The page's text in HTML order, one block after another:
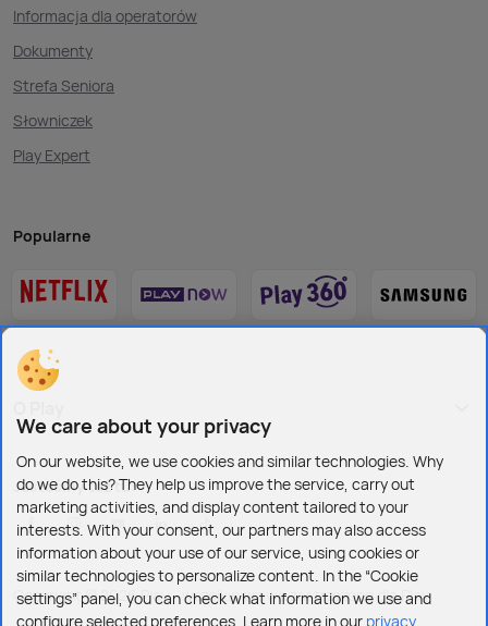
Informacja dla operatorów
Dokumenty
Strefa Seniora
Słowniczek
Play Expert
Popularne
Jesteśmy też tu:
Copyright © 2026 Play - wszelkie prawa zastrzeżone dla Play
We care about your privacy
On our website, we use cookies and similar technologies. Why
do we do this? They help us improve the service, carry out
marketing activities, and display content tailored to your
interests. With your consent, our partners may also access
information about your use of our service, using cookies or
similar technologies to personalize content. In the “Cookie
settings” panel, you can check what information we use and
configure selected preferences. Learn more in our privacy